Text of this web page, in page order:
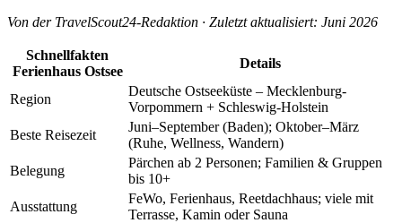
Von der TravelScout24-Redaktion · Zuletzt aktualisiert: Juni 2026
Schnellfakten
Ferienhaus Ostsee
Details
Region
Deutsche Ostseeküste – Mecklenburg-
Vorpommern + Schleswig-Holstein
Beste Reisezeit
Juni–September (Baden); Oktober–März
(Ruhe, Wellness, Wandern)
Belegung
Pärchen ab 2 Personen; Familien & Gruppen
bis 10+
Ausstattung
FeWo, Ferienhaus, Reetdachhaus; viele mit
Terrasse, Kamin oder Sauna